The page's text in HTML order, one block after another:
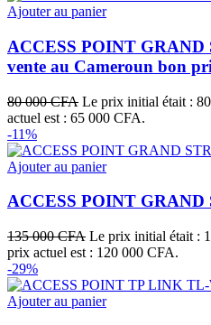
Ajouter au panier
ACCESS POINT GRAND
vente au Cameroun bon
80 000CFA Le prix initial était :
actuel est : 65 000 CFA.
-11%
Ajouter au panier
ACCESS POINT
135 000CFA Le prix initial était :
prix actuel est : 120 000 CFA.
-29%
Ajouter au panier